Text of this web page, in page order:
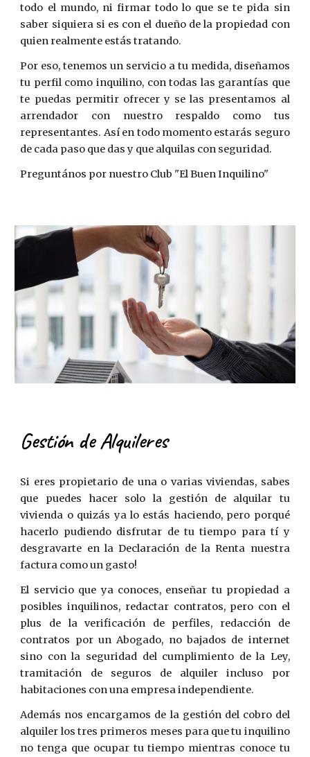
todo el mundo, ni firmar todo lo que se te pida sin
saber siquiera si es con el dueño de la propiedad con
quien realmente estás tratando.
Por eso, tenemos un servicio a tu medida, diseñamos
tu perfil como inquilino, con todas las garantías que
te puedas permitir ofrecer y se las presentamos al
arrendador con nuestro respaldo como tus
representantes. Así en todo momento estarás seguro
de cada paso que das y que alquilas con seguridad.
Preguntános por nuestro Club "El Buen Inquilino"
Gestión de Alquileres
Si eres propietario de una o varias viviendas, sabes
que puedes hacer solo la gestión de alquilar tu
vivienda o quizás ya lo estás haciendo, pero porqué
hacerlo pudiendo disfrutar de tu tiempo para tí y
desgravarte en la Declaración de la Renta nuestra
factura como un gasto!
El servicio que ya conoces, enseñar tu propiedad a
posibles inquilinos, redactar contratos, pero con el
plus de la verificación de perfiles, redacción de
contratos por un Abogado, no bajados de internet
sino con la seguridad del cumplimiento de la Ley,
tramitación de seguros de alquiler incluso por
habitaciones con una empresa independiente.
Además nos encargamos de la gestión del cobro del
alquiler los tres primeros meses para que tu inquilino
no tenga que ocupar tu tiempo mientras conoce tu